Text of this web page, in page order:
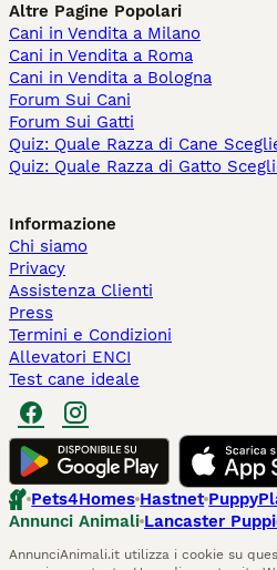
Altre Pagine Popolari
Cani in Vendita a Milano
Cani in Vendita a Roma
Cani in Vendita a Bologna
Forum Sui Cani
Forum Sui Gatti
Quiz: Quale Razza di Cane
Quiz: Quale Razza di Gatto
Informazione
Chi siamo
Privacy
Assistenza Clienti
Press
Termini e Condizioni
Allevatori ENCI
Test cane ideale
Pets4Homes Hastnet
Annunci Animali Lancaster
AnnunciAnimali.it utilizza i cookie su